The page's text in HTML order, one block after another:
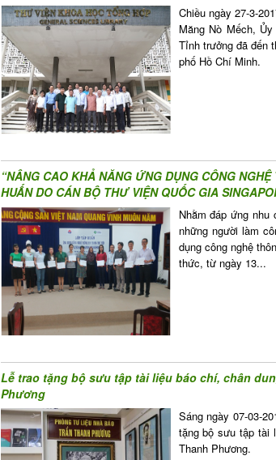
Chiều ngày 27-3-
Măng Nò Mếch,
Tỉnh trưởng đã đến
phố Hồ Chí Minh.
“NÂNG CAO KHẢ NĂNG ỨNG DỤNG CÔNG
HUẤN DO CÁN BỘ THƯ VIỆN QUỐC GIA
Nhằm đáp ứng
những người làm
dụng công nghệ
thức, từ ngày 13...
Lễ trao tặng bộ sưu tập tài liệu báo chí, chân
Phương
Sáng ngày 07-03-
tặng bộ sưu tập tài
Thanh Phương.